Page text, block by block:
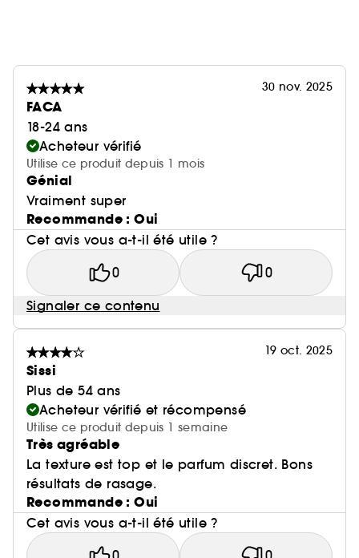
30 nov. 2025
FACA
18-24 ans
Acheteur vérifié
Utilise ce produit depuis 1 mois
Génial
Vraiment super
Recommande : Oui
Cet avis vous a-t-il été utile ?
0 0
Signaler ce contenu
19 oct. 2025
Sissi
Plus de 54 ans
Acheteur vérifié et récompensé
Utilise ce produit depuis 1 semaine
Très agréable
La texture est top et le parfum discret. Bons
résultats de rasage.
Recommande : Oui
Cet avis vous a-t-il été utile ?